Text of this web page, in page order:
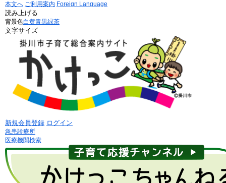
本文へ ご利用案内 Foreign Language
読み上げる
背景色白黄青黒緑茶
文字サイズ
新規会員登録 ログイン
急患診療所
医療機関検索